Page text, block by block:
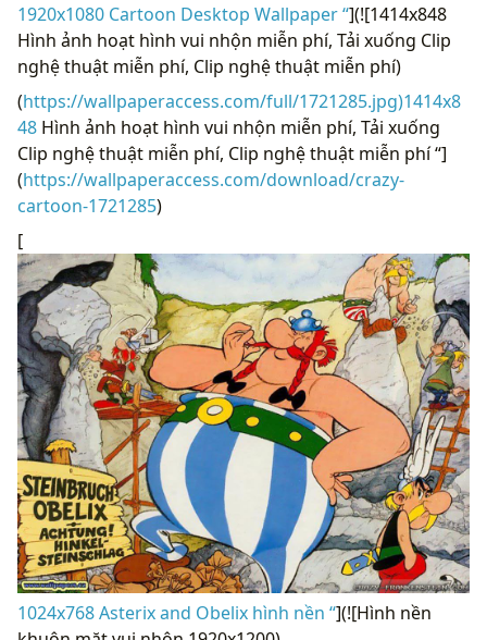
1920x1080 Cartoon Desktop Wallpaper “](![1414x848
Hình ảnh hoạt hình vui nhộn miễn phí, Tải xuống Clip
nghệ thuật miễn phí, Clip nghệ thuật miễn phí)
(https://wallpaperaccess.com/full/1721285.jpg)1414x8
48 Hình ảnh hoạt hình vui nhộn miễn phí, Tải xuống
Clip nghệ thuật miễn phí, Clip nghệ thuật miễn phí “]
(https://wallpaperaccess.com/download/crazy-
cartoon-1721285)
[
1024x768 Asterix and Obelix hình nền “](![Hình nền